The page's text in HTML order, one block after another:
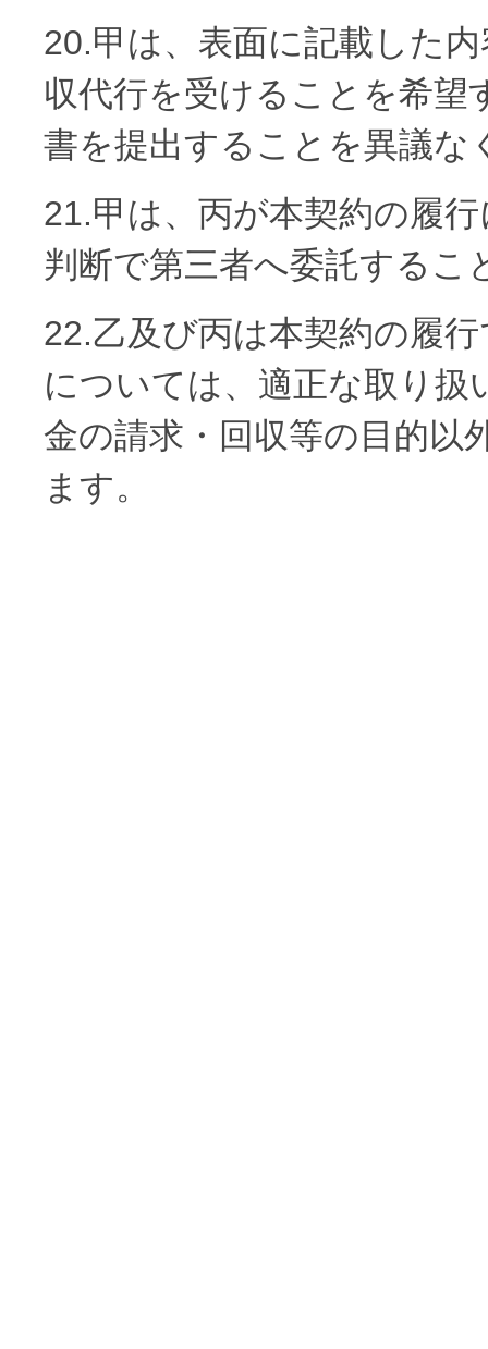
20.甲は、表面に記載した
収代行を受けることを希望
書を提出することを異議な
21.甲は、丙が本契約の履
判断で第三者へ委託するこ
22.乙及び丙は本契約の履
については、適正な取り
金の請求・回収等の目的以
ます。